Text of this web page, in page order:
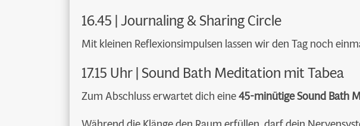
16.45 | Journaling & Sharing Circle
Mit kleinen Reflexionsimpulsen lassen wir den Tag noch
17.15 Uhr | Sound Bath Meditation mit Tabea
Zum Abschluss erwartet dich eine45-minütige Sound Bath